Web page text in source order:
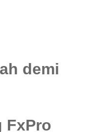
demi
FxPro